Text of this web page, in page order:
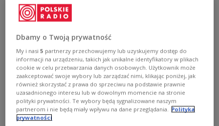
Zobacz więcej na temat:
Dbamy o Twoją prywatność
My i nasi5 partnerzy przechowujemy lub uzyskujemy dostęp do
informacji na urządzeniu, takich jak unikalne identyfikatory w plikach
cookie w celu przetwarzania danych osobowych. Użytkownik może
zaakceptować swoje wybory lub zarządzać nimi, klikając poniżej, jak
również skorzystać z prawa do sprzeciwu na podstawie prawnie
uzasadnionego interesu lub w dowolnym momencie na stronie
polityki prywatności. Te wybory będą sygnalizowane naszym
partnerom i nie będą miały wpływu na dane przeglądania. Polityka
prywatności